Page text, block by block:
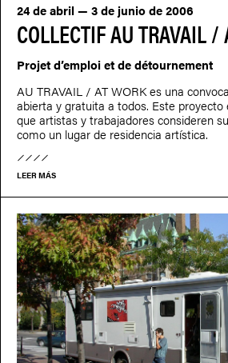
COLLECTIF AU TRAVAIL /
24 de abril — 3 de junio de 2006
Projet d’emploi et de détournement
AU TRAVAIL / AT WORK es una
abierta y gratuita a todos. Este
que artistas y trabajadores consideren
como un lugar de residencia artística.
LEER MÁS